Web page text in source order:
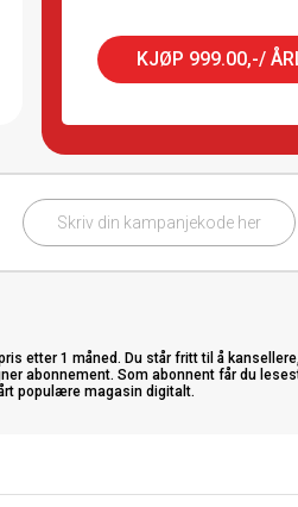
KJØP 999.00,-/
etter 1 måned. Du står fritt til å
abonnement. Som abonnent får du
populære magasin digitalt.